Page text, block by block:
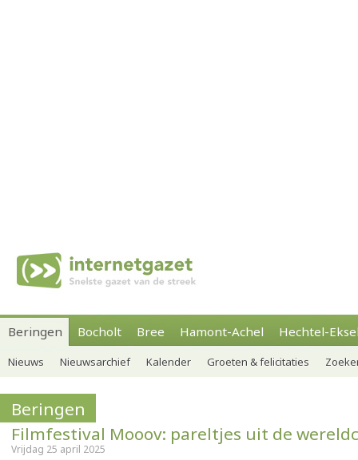
Beringen Bocholt Bree Hamont-Achel Hechtel-
Nieuws Nieuwsarchief Kalender Groeten & felicitaties
Beringen
Filmfestival Mooov: pareltjes uit de
Vrijdag 25 april 2025